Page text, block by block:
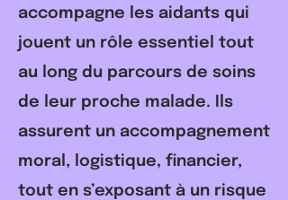
accompagne les aidants qui
jouent un rôle essentiel tout
au long du parcours de soins
de leur proche malade. Ils
assurent un accompagnement
moral, logistique, financier,
tout en s’exposant à un risque